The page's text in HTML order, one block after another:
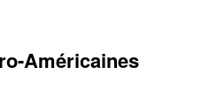
Américaines